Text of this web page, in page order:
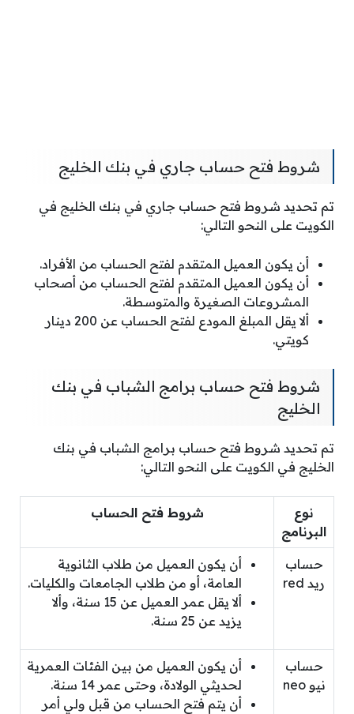
شروط فتح حساب جاري في بنك الخليج
تم تحديد شروط فتح حساب جاري في بنك الخليج في
الكويت على النحو التالي:
أن يكون العميل المتقدم لفتح الحساب من الأفراد.
أن يكون العميل المتقدم لفتح الحساب من أصحاب
المشروعات الصغيرة والمتوسطة.
ألا يقل المبلغ المودع لفتح الحساب عن 200 دينار
كويتي.
شروط فتح حساب برامج الشباب في بنك
الخليج
تم تحديد شروط فتح حساب برامج الشباب في بنك
الخليج في الكويت على النحو التالي:
نوع
البرنامج
شروط فتح الحساب
حساب
ريد red
أن يكون العميل من طلاب الثانوية
العامة، أو من طلاب الجامعات والكليات.
ألا يقل عمر العميل عن 15 سنة، وألا
يزيد عن 25 سنة.
حساب
نيو neo
أن يكون العميل من بين الفئات العمرية
لحديثي الولادة، وحتى عمر 14 سنة.
أن يتم فتح الحساب من قبل ولي أمر